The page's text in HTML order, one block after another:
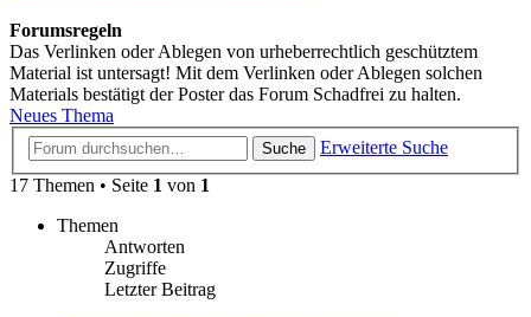
Forumsregeln
Das Verlinken oder Ablegen von urheberrechtlich geschütztem
Material ist untersagt! Mit dem Verlinken oder Ablegen solchen
Materials bestätigt der Poster das Forum Schadfrei zu halten.
Neues Thema
Suche
Erweiterte Suche
17 Themen • Seite 1 von 1
Themen
Antworten
Zugriffe
Letzter Beitrag